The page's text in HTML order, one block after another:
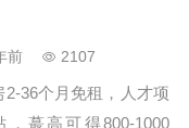
程、嘉善天凝收费站
口）仅需5分钟。大量
前 2107
36个月免租，人才项
，蕞高可得800-1000